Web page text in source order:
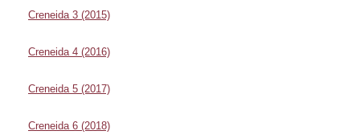
Creneida 3 (2015)
Creneida 4 (2016)
Creneida 5 (2017)
Creneida 6 (2018)